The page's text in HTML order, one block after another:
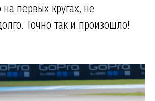
первых кругах, не
Точно так и произошло!